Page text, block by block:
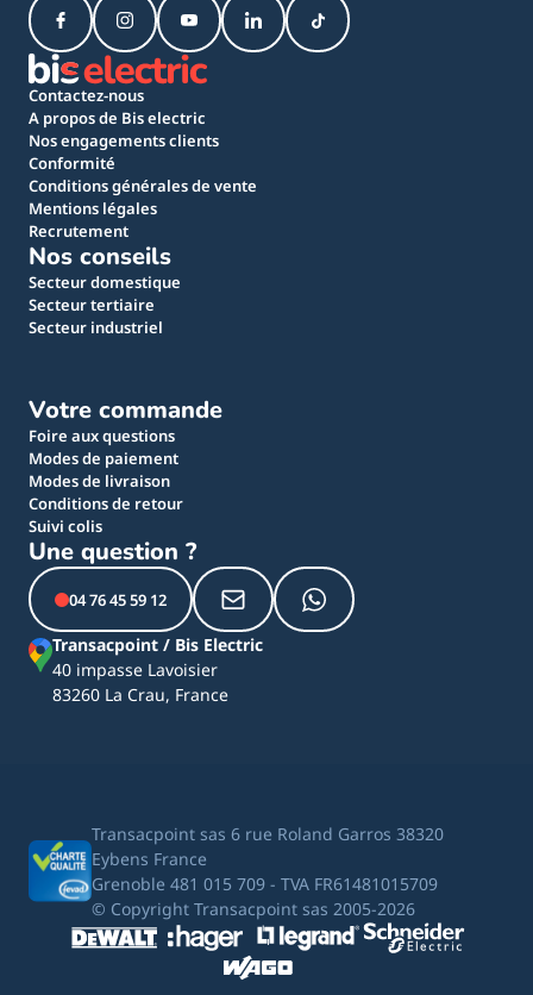
Contactez-nous
A propos de Bis electric
Nos engagements clients
Conformité
Conditions générales de vente
Mentions légales
Recrutement
Nos conseils
Secteur domestique
Secteur tertiaire
Secteur industriel
Votre commande
Foire aux questions
Modes de paiement
Modes de livraison
Conditions de retour
Suivi colis
Une question ?
04 76 45 59 12
Transacpoint / Bis Electric
40 impasse Lavoisier
83260 La Crau, France
Transacpoint sas 6 rue Roland Garros 38320
Eybens France
Grenoble 481 015 709 - TVA FR61481015709
© Copyright Transacpoint sas 2005-2026